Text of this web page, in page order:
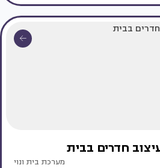
חדרים בבית
מערכת בית ונוי